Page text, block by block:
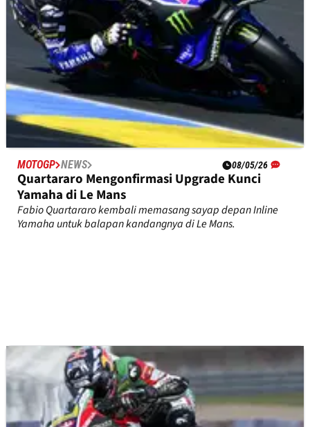
MOTOGP NEWS 08/05/26
Quartararo Mengonfirmasi Upgrade Kunci
Yamaha di Le Mans
Fabio Quartararo kembali memasang sayap depan Inline
Yamaha untuk balapan kandangnya di Le Mans.